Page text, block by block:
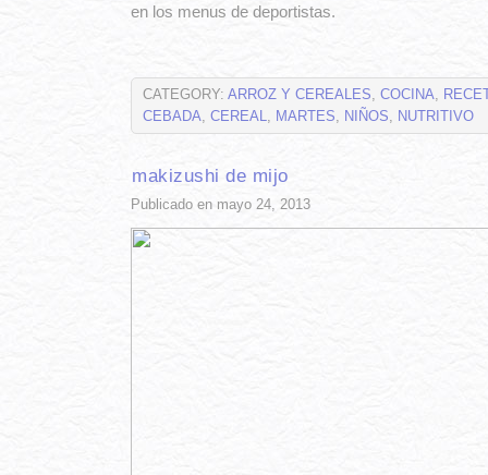
en los menus de deportistas.
CATEGORY: ARROZ Y CEREALES, COCINA,
CEBADA, CEREAL, MARTES, NIÑOS, NUTRITIVO
makizushi de mijo
Publicado en mayo 24, 2013